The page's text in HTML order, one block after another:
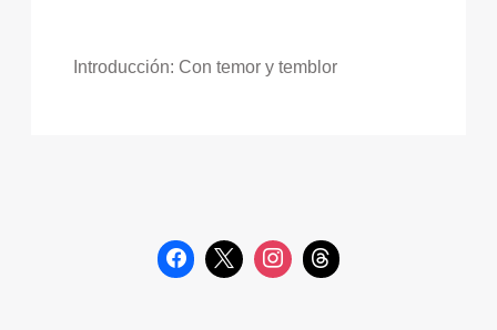
Introducción: Con temor y temblor